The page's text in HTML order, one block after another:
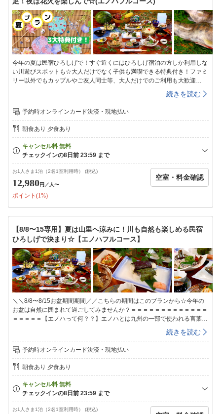
用ください。＜入浴時間＞１６：００〜２１：００※朝はシャワーのみ利
用可能です◇備品・アメニティ◇シャンプー・リンス・ボディーソープ・
石鹸・バスタオル・タオル・ドライヤー・浴衣・歯ブラシセット・お茶セ
ット※冬季期間(11/1〜3/31)は、暖房費として1部屋ごとに500円別途頂戴
いたします。現地にてお支払いください。
今年の夏は民宿ひろしげで！すぐ近くにはひろしげ宿泊の方しか利用しな
い川遊びスポットも☆大人だけでなく子供も満喫できる特典付き！ファミ
リー以外でもカップルやご友人同士等、大人だけでのご利用も大歓迎
♪−■−□−■−□−■−□−■−＼夏を満喫！3大特典付き／①花火プレゼント(1グル
ープに付き手持ち花火1セット)②お子様にシャボン玉プレゼント③お1人
様1本ラムネをプレゼント−■−□−■−□−■−□−■−敷地内で花火をお楽しみい
ただけますので、花火のお持ち込みも可能です♪※打上花火は不可。手持
ち花火のみ可とさせていただきます。周りのお客様へご配慮いただき安全
にお楽しみください。＝＝＝＝＝＝＝＝＝＝＝＝＝＝＝＝＝＝＝＝〜季節
のエノハフルコース／夕食一例〜★エノハの押し寿司（夏限定)★自然の
地下水を使った・そうめん(夏限定)・季節を感じる前菜・季節の味覚小
鉢・エノハの塩焼き・エノハの甘露南蛮・エノハのさしみ・季節の山菜天
ぷら・茶わん蒸し・エノハの味噌汁・香の物・自家製シソジュース※季節
や仕入れ状況などにより料理内容は変更になる場合がございます※小学生
のお子様はひろしげ名物の「唐揚げ」をメインとしたお料理です。幼児は
お子様ランチをご用意します☆地酒飲み比べ好評販売中です！別途注文可
受入不可※ご希望のお客様はペット専用プランからご予約をお願いいたし
ます◇共有スペース◇冷凍冷蔵庫、電子レンジがありますご自由にお使い
ください◇お風呂◇1か所の貸切風呂となっていますので、空いているタ
イミングでご利用ください＜入浴時間＞１６：００〜２1：００※朝はシ
ャワーのみ利用可能です◇備品・アメニティ◇シャンプー・リンス・ボデ
ィーソープ・石鹸・バスタオル・タオル・ドライヤー・浴衣・歯ブラシセ
ット・お茶セット
続きを読む
予約時オンラインカード決済・現地払い
朝食あり 夕食あり
お1人さま1泊（2名1室利用時） (税込)
12,980円 ／人〜
ポイント(1%)
空室・料金確認
【8/8〜15専用】夏は山里へ涼みに！川も自然も楽しめる民宿
ひろしげで決まり☆【エノハフルコース】
＼＼8/8〜8/15お盆期間期間／／こちらの期間はこのプランから☆今年の
お盆は自然に囲まれて過ごしてみませんか？＝＝＝＝＝＝＝＝＝＝＝＝＝
＝＝＝＝＝【エノハって何？？】エノハとは九州の一部で使われる言葉で
『ヤマメ』の事を意味します当館のヤマメは新鮮な山からの水を引いて育
てている為川魚特有の臭みがまったくなく、獲れたてをご提供しておりま
す川魚が苦手な方も一度食べたら、また食べたいとなる事間違い無し☆彡
*.゜。:+*.゜。:+*.゜。:+*.゜。:+*.゜。:+*.゜。:+*.゜。:+*.当館は昔からエノ
ハ（ヤマメ）の養殖業を営む「エノハ屋」です。そんな当館だからこそ、
新鮮なエノハを中心とした山の幸が楽しめます。山里の味覚をご堪能くだ
さい。〜季節のエノハフルコース／夕食一例〜★ひろしげ初！？エノハの
押し寿司（夏限定)★自然の地下水を使った・そうめん(夏限定)・季節を感
じる前菜・季節の味覚小鉢・エノハの塩焼き・エノハの甘露南蛮・エノハ
のさしみ・季節の山菜天ぷら・茶わん蒸し・エノハの味噌汁・香の物・自
続きを読む
予約時オンラインカード決済・現地払い
朝食あり 夕食あり
お1人さま1泊（2名1室利用時） (税込)